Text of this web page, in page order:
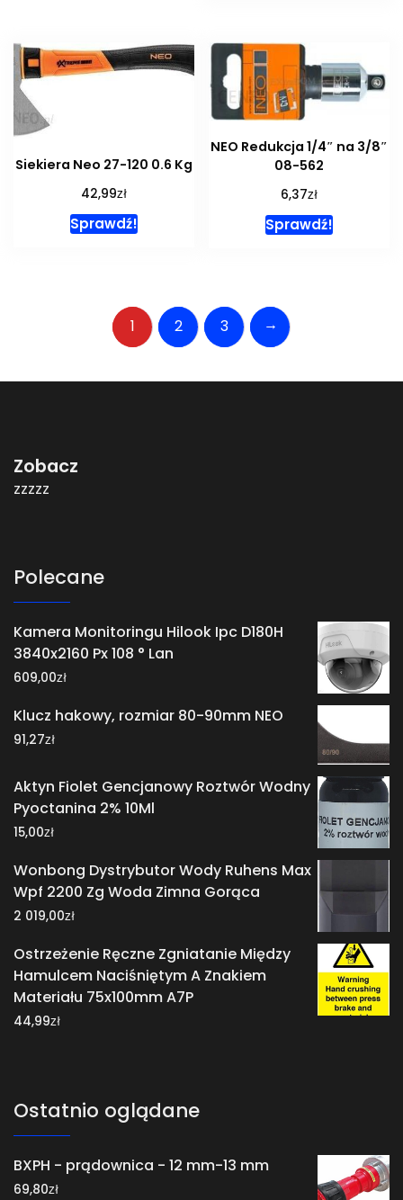
Siekiera Neo 27-120 0.6 Kg
42,99zł
Sprawdź!
NEO Redukcja 1/4″ na 3/8″
08-562
6,37zł
Sprawdź!
1 2 3 →
Zobacz
zzzzz
Polecane
Kamera Monitoringu Hilook Ipc D180H
3840x2160 Px 108 ° Lan
609,00zł
Klucz hakowy, rozmiar 80-90mm NEO
91,27zł
Aktyn Fiolet Gencjanowy Roztwór Wodny
Pyoctanina 2% 10Ml
15,00zł
Wonbong Dystrybutor Wody Ruhens Max
Wpf 2200 Zg Woda Zimna Gorąca
2 019,00zł
Ostrzeżenie Ręczne Zgniatanie Między
Hamulcem Naciśniętym A Znakiem
Materiału 75x100mm A7P
44,99zł
Ostatnio oglądane
BXPH - prądownica - 12 mm-13 mm
69,80zł